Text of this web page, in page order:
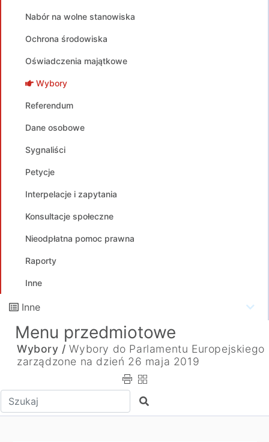
Nabór na wolne stanowiska
Ochrona środowiska
Oświadczenia majątkowe
Wybory
Referendum
Dane osobowe
Sygnaliści
Petycje
Interpelacje i zapytania
Konsultacje społeczne
Nieodpłatna pomoc prawna
Raporty
Inne
Inne
Menu przedmiotowe
Wybory / Wybory do Parlamentu Europejskiego
zarządzone na dzień 26 maja 2019
Wpisz tekst do wyszukania Szukaj